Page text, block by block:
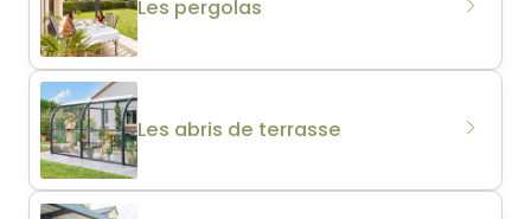
Les pergolas
Les abris de terrasse